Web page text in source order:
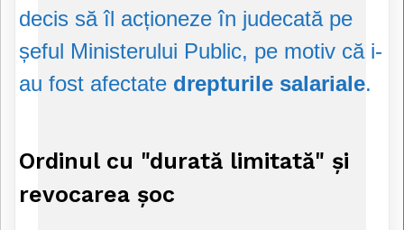
decis să îl acționeze în judecată pe
șeful Ministerului Public, pe motiv că i-
au fost afectate drepturile salariale.
Ordinul cu "durată limitată" și
revocarea șoc